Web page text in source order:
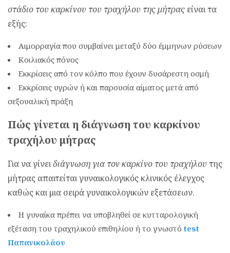
στάδιο του καρκίνου του τραχήλου της μήτρας είναι τα
εξής:
Αιμορραγία που συμβαίνει μεταξύ δύο έμμηνων ρύσεων
Κοιλιακός πόνος
Εκκρίσεις από τον κόλπο που έχουν δυσάρεστη οσμή
Εκκρίσεις υγρών ή και παρουσία αίματος μετά από
σεξουαλική πράξη
Πώς γίνεται η διάγνωση του καρκίνου
τραχήλου μήτρας
Για να γίνειδιάγνωση για τον καρκίνο του τραχήλου της
μήτρας απαιτείται γυναικολογικός κλινικός έλεγχος
καθώς και μια σειρά γυναικολογικών εξετάσεων.
Η γυναίκα πρέπει να υποβληθεί σε κυτταρολογική
εξέταση του τραχηλικού επιθηλίου ή το γνωστό test
Παπανικολάου